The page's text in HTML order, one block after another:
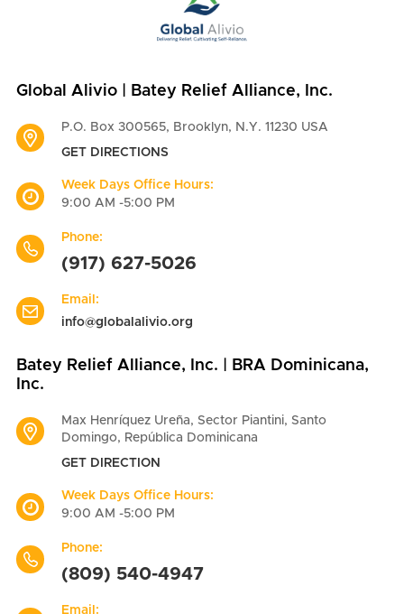
Global Alivio | Batey Relief Alliance, Inc.
P.O. Box 300565, Brooklyn, N.Y. 11230 USA
GET DIRECTIONS
Week Days Office Hours:
9:00 AM -5:00 PM
Phone:
(917) 627-5026
Email:
info@globalalivio.org
Batey Relief Alliance, Inc. | BRA Dominicana,
Inc.
Max Henríquez Ureña, Sector Piantini, Santo
Domingo, República Dominicana
GET DIRECTION
Week Days Office Hours:
9:00 AM -5:00 PM
Phone:
(809) 540-4947
Email: